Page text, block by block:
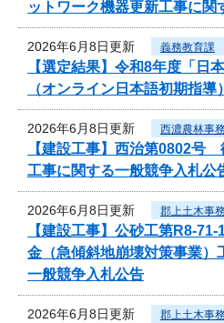
ットワーク機器更新工事に関
2026年6月8日更新 義務教育課
【選定結果】令和8年度「日
（オンライン日本語初期指
2026年6月8日更新 西濃農林事
【建設工事】西治第0802
工事に関する一般競争入札公
2026年6月8日更新 郡上土木事
【建設工事】公砂工第R8-
金（急傾斜地崩壊対策事業）
一般競争入札公告
2026年6月8日更新 郡上土木事